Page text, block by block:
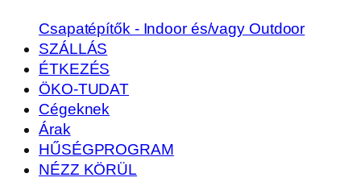
Csapatépítők - Indoor és/vagy Outdoor
SZÁLLÁS
ÉTKEZÉS
ÖKO-TUDAT
Cégeknek
Árak
HŰSÉGPROGRAM
NÉZZ KÖRÜL